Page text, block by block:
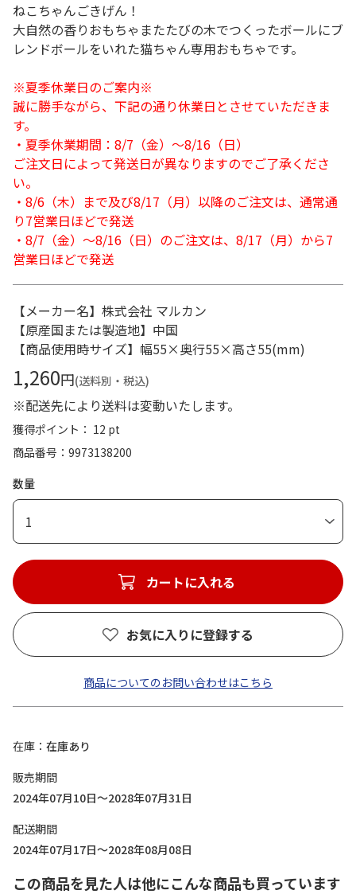
ねこちゃんごきげん！
大自然の香りおもちゃまたたびの木でつくったボールにブ
レンドボールをいれた猫ちゃん専用おもちゃです。
※夏季休業日のご案内※
誠に勝手ながら、下記の通り休業日とさせていただきま
す。
・夏季休業期間：8/7（金）～8/16（日）
ご注文日によって発送日が異なりますのでご了承くださ
い。
・8/6（木）まで及び8/17（月）以降のご注文は、通常通
り7営業日ほどで発送
・8/7（金）～8/16（日）のご注文は、8/17（月）から7
営業日ほどで発送
【メーカー名】株式会社 マルカン
【原産国または製造地】中国
【商品使用時サイズ】幅55×奥行55×高さ55(mm)
1,260円(送料別・税込)
※配送先により送料は変動いたします。
獲得ポイント： 12 pt
商品番号
9973138200
数量
1
カートに入れる
お気に入りに登録する
商品についてのお問い合わせはこちら
在庫
在庫あり
販売期間
2024年07月10日～2028年07月31日
配送期間
2024年07月17日～2028年08月08日
この商品を見た人は他にこんな商品も買っています